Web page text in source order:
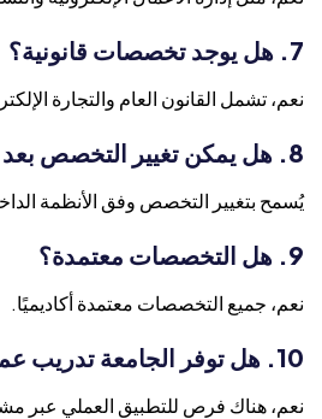
7. هل يوجد تخصصات قانونية؟
نعم، تشمل القانون العام والتجارة
8. هل يمكن تغيير التخصص بعد التسجيل؟
يُسمح بتغيير التخصص وفق الأنظمة
9. هل التخصصات معتمدة؟
نعم، جميع التخصصات معتمدة أكاديميًا.
10. هل توفر الجامعة تدريب عملي؟
نعم، هناك فرص للتطبيق العملي عبر